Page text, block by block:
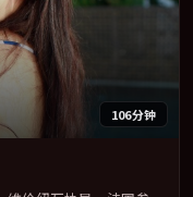
106分钟